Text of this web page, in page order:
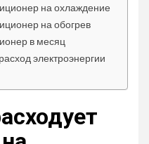
на охлаждение
на обогрев
в месяц
электроэнергии